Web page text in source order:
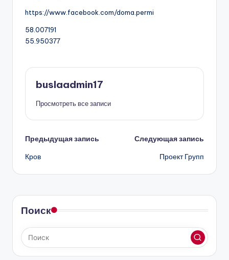
https://www.facebook.com/doma.permi
58.007191
55.950377
buslaadmin17
Просмотреть все записи
Навигация
записи
Предыдущая запись
Кров
Следующая запись
Проект Групп
Поиск